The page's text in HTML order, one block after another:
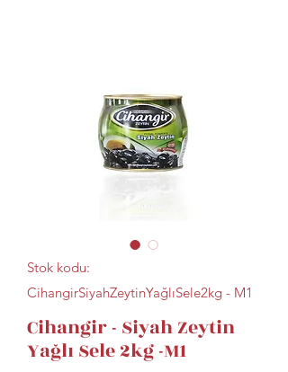
Stok kodu:
CihangirSiyahZeytinYağlıSele2kg - M1
Cihangir - Siyah Zeytin
Yağlı Sele 2kg -M1